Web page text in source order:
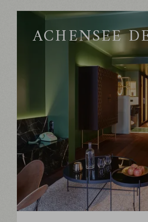
ACHENSEE